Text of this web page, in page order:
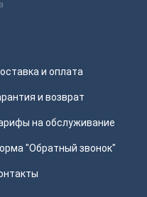
и оплата
и возврат
на обслуживание
"Обратный звонок"